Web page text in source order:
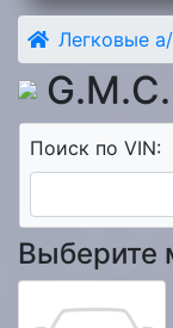
Легковые
G.M.C.
Поиск по VIN:
Выберите